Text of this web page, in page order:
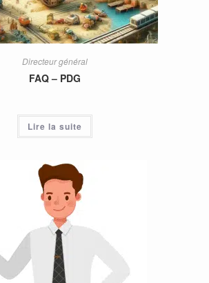
Directeur général
FAQ – PDG
Lire la suite